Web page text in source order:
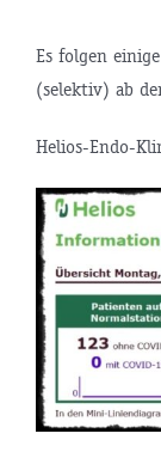
Es folgen
(selektiv) ab
Helios-Endo-